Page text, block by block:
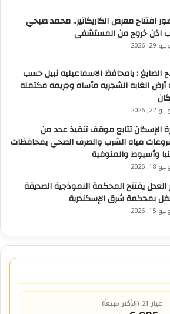
افتتاح معرض الكاريكاتير.. محمد صبحي
اذن خروج من المستشفى
29, 2026
الصايغ : يامحافظ الاسماعيليه نبيل حسب
أرض الغابه الشجريه مأساه وجريمه مكتمله
22, 2026
الإسكان تتابع موقف تنفيذ عدد من
مياه الشرب والصرف الصحي بمحافظات
وأسيوط والمنوفية
18, 2026
العدل يفتتح المحكمة النموذجية الصديقة
بمحكمة شرق الإسكندرية
15, 2026
عيار 21 (الأكثر مبيعاً)